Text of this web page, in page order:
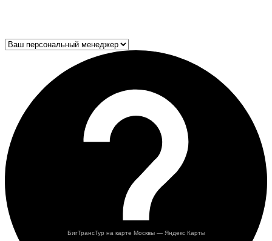
БигТрансТур на карте Москвы — Яндекс Карты